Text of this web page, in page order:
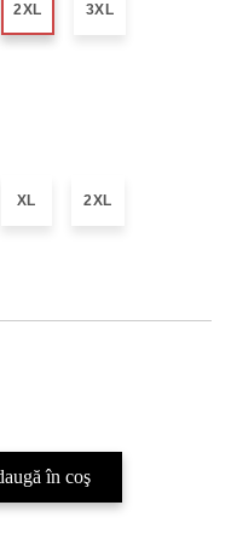
2XL 3XL
XL 2XL